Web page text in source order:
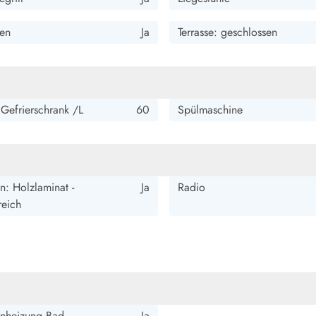
Ja Terrasse: geschlossen
/L 60 Spülmaschine
Holzlaminat -
Ja Radio